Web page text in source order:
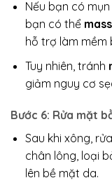
Nếu bạn có
bạn có thể
hỗ trợ làm mềm
Tuy nhiên, tránh
giảm nguy cơ
Bước 6: Rửa mặt
Sau khi xông,
chân lông, loại
lên bề mặt da.